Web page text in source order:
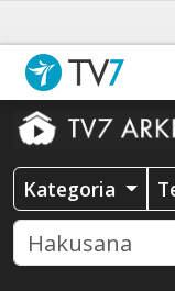
Kategoria